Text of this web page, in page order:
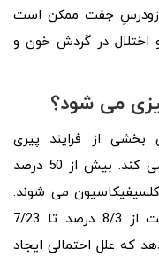
زودرسِ جفت ممکن است
در گردش خون و
می شود؟
از فرایند پیری
فیزیولوژیکی شروع به کلسیفیه شدن می کند. بیش از 50 درصد
می شوند.
میزان بروز کلسیفیکاسیون زودرس جفت از 8/3 درصد تا 7/23
که علل احتمالی ایجاد